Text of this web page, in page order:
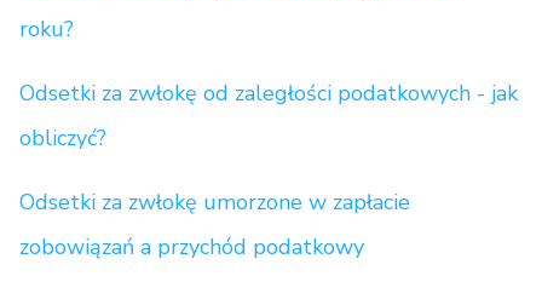
roku?
Odsetki za zwłokę od zaległości podatkowych - jak
obliczyć?
Odsetki za zwłokę umorzone w zapłacie
zobowiązań a przychód podatkowy